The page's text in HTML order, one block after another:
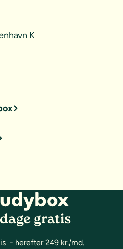
K
gratis
- herefter 249 kr./md.